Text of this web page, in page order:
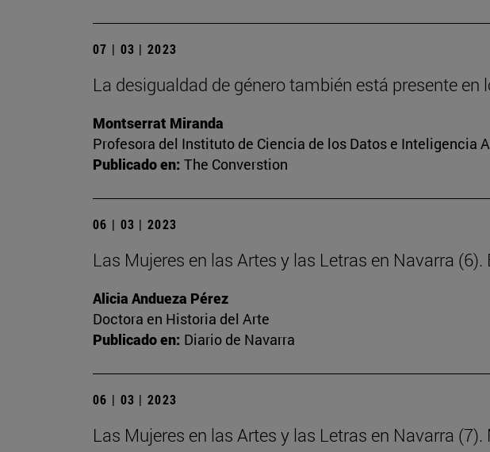
07 | 03 | 2023
La desigualdad de género también está presente en
Montserrat Miranda
Profesora del Instituto de Ciencia de los Datos e Inteligencia
Publicado en: The Converstion
06 | 03 | 2023
Las Mujeres en las Artes y las Letras en Navarra
Alicia Andueza Pérez
Doctora en Historia del Arte
Publicado en: Diario de Navarra
06 | 03 | 2023
Las Mujeres en las Artes y las Letras en Navarra